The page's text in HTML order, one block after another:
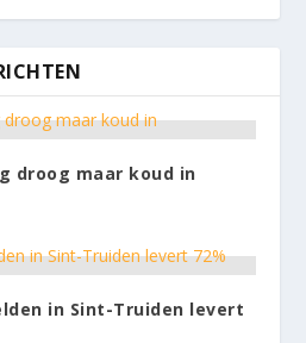
droog maar koud in
in Sint-Truiden levert